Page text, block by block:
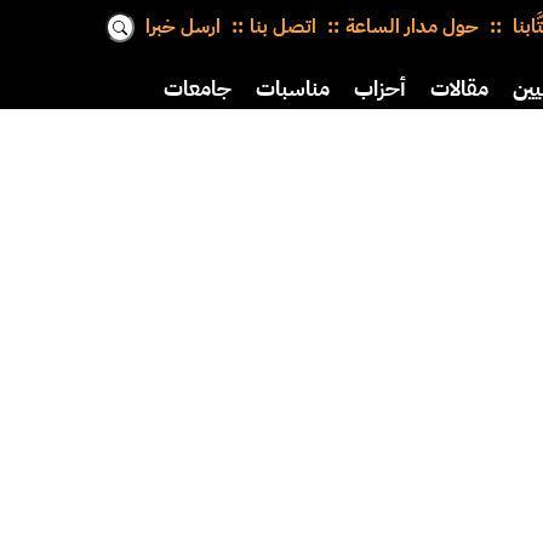
حول مدار الساعة اتصل بنا ارسل خبرا
مقالات أحزاب مناسبات جامعات